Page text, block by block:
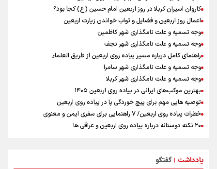
منطقه
فیدان: حماس به تعهدات خود عمل کرد، امّا اسرائیل برنامه‌ای برای صلح
ندارد
کاروان اسیران کربلا در روز اربعین امام حسین (ع) کجا بود؟
اعمال روز اربعین و فضایل و ثواب خواندن زیارت اربعین
وجه تسمیه و علت نامگذاری شهر کاظمین
وجه تسمیه و علت نامگذاری شهر نجف
راهنمای کامل درباره مسیر پیاده روی اربعین از طریق العلماء
وجه تسمیه و علت نامگذاری شهر سامرا
وجه تسمیه و علت نامگذاری شهر کربلا
بهترین موکب‌های ایرانی در پیاده روی اربعین ۱۴۰۵
توصیه هایی مهم برای پیچ خوردگی پا در پیاده روی اربعین
خطرات پیاده روی اربعین/ ۷ راهنمایی برای سفری ایمن و معنوی
۲۰ نکته دوستانه درباره پیاده روی اربعین و عراقی ها
توصیه های کاربردی برای زائران در پیاده روی اربعین
یادداشت | گفتگو